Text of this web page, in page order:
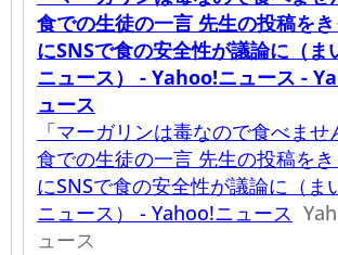
食での生徒の一言 先生の投稿を
にSNSで食の安全性が議論に（ま
ニュース） - Yahoo!ニュース -
ュース
「マーガリンは毒なので食べませ
食での生徒の一言 先生の投稿を
にSNSで食の安全性が議論に（ま
ニュース） - Yahoo!ニュース
ュース